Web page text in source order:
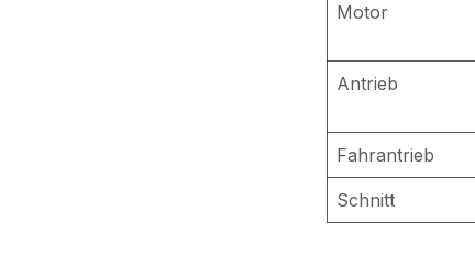
Motor
Antrieb
Fahrantrieb
Schnitt